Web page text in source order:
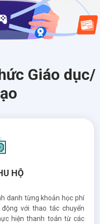
Giáo dục/
HỘ
danh từng khoản học phí
với thao tác chuyển
hiện thanh toán từ các